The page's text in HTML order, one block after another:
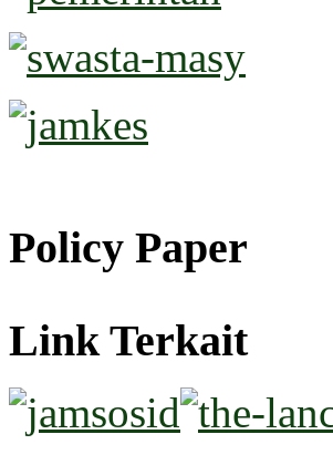
Policy Paper
Link Terkait